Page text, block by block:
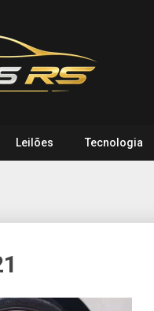
Leilões Tecnologia